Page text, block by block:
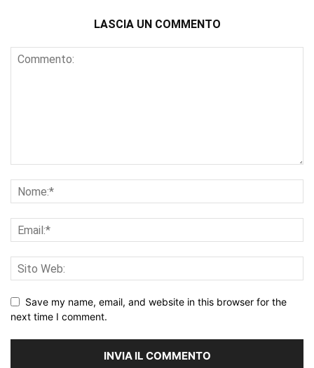
LASCIA UN COMMENTO
Save my name, email, and website in this browser for the
next time I comment.